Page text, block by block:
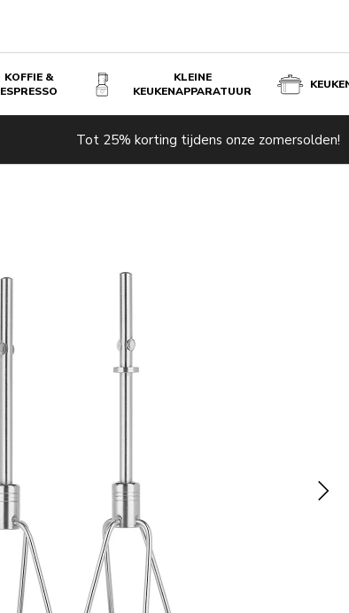
KOFFIE &
ESPRESSO
KLEINE
KEUKENAPPARATUUR
Tot 25% korting tijdens onze zomersolden!
Beoordelingen